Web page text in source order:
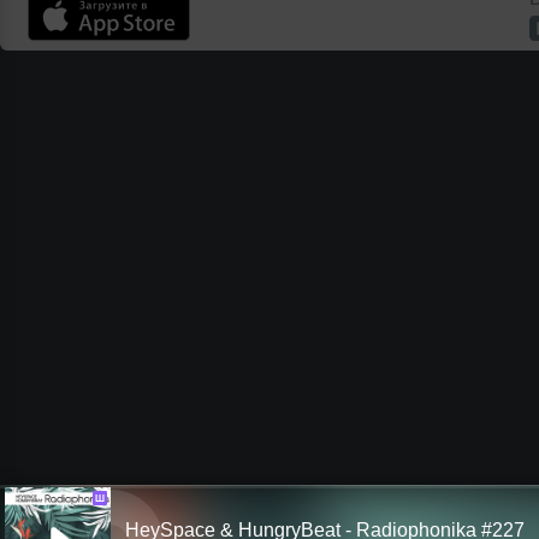
Ш
HeySpace & HungryBeat - Radiophonika #227